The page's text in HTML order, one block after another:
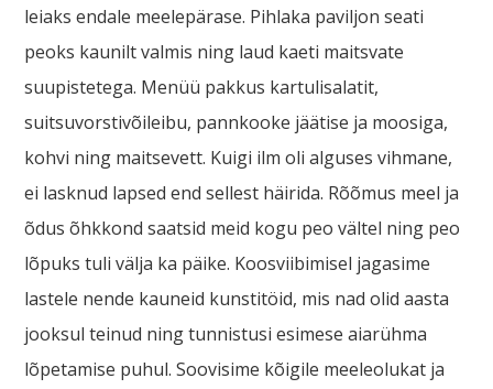
leiaks endale meelepärase. Pihlaka paviljon seati
peoks kaunilt valmis ning laud kaeti maitsvate
suupistetega. Menüü pakkus kartulisalatit,
suitsuvorstivõileibu, pannkooke jäätise ja moosiga,
kohvi ning maitsevett. Kuigi ilm oli alguses vihmane,
ei lasknud lapsed end sellest häirida. Rõõmus meel ja
õdus õhkkond saatsid meid kogu peo vältel ning peo
lõpuks tuli välja ka päike. Koosviibimisel jagasime
lastele nende kauneid kunstitöid, mis nad olid aasta
jooksul teinud ning tunnistusi esimese aiarühma
lõpetamise puhul. Soovisime kõigile meeleolukat ja